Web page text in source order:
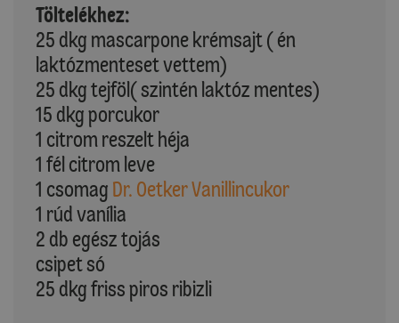
Töltelékhez:
25 dkg mascarpone krémsajt ( én
laktózmenteset vettem)
25 dkg tejföl( szintén laktóz mentes)
15 dkg porcukor
1 citrom reszelt héja
1 fél citrom leve
1 csomag Dr. Oetker Vanillincukor
1 rúd vanília
2 db egész tojás
csipet só
25 dkg friss piros ribizli